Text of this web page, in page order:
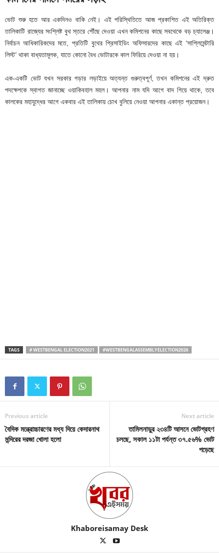
ভোট শুরু হতে আর একদিনও বাকি নেই। এই পরিস্থিতিতে আজ প্রকাশিত এই অতিরিক্ত
তালিকাটি রাজ্যের সংশ্লিষ্ট বুথ স্তরে পৌঁছে দেওয়া এখন কমিশনের কাছে সবথেকে বড় চ্যালেঞ্জ।
নির্বাচন আধিকারিকদের মতে, প্রতিটি বুথের প্রিসাইডিং অফিসারদের কাছে এই ‘সাপ্লিমেন্টারি
লিস্ট’ থাকা বাধ্যতামূলক, যাতে কোনো বৈধ ভোটারকে কাল ফিরিয়ে দেওয়া না হয়।
এক-একটি ভোট যখন সরকার গড়ার লড়াইয়ে অত্যন্ত গুরুত্বপূর্ণ, তখন কমিশনের এই দ্রুত
পদক্ষেপকে স্বাগত জানাচ্ছে ওয়াকিবহাল মহল। আপনার নাম যদি আগে বাদ গিয়ে থাকে, তবে
কালকের মহাযুদ্ধের আগে একবার এই তালিকায় চোখ বুলিয়ে নেওয়া আপনার একান্ত প্রয়োজন।
TAGS # WESTBENGAL ELECTION2021 #WESTBENGALASSEMBLYELECTION2026
Previous article
বৈদিক মন্ত্রোচ্চারণের মধ্য দিয়ে কেদারনাথ
মন্দিরের দরজা খোলা হলো
Next article
তামিলনাড়ুর ২৩৪টি আসনে ভোটগ্রহণ
চলছে, সকাল ১১টা পর্যন্ত ৩৭.৫৬% ভোট
পড়েছে
Khaboreisamay Desk